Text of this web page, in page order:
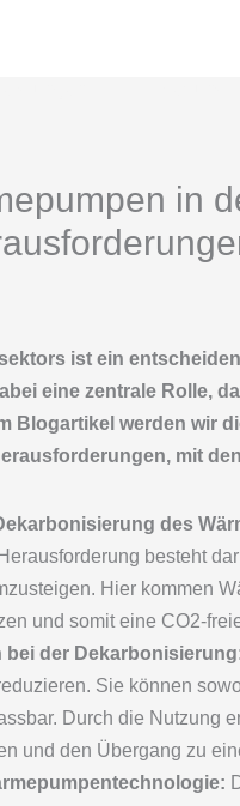
in
ist ein
eine zentrale Rolle,
Blogartikel werden wir
mit
des
besteht
Hier kommen
und somit eine CO2-
bei der
Sie können
Durch die Nutzung
und den Übergang zu